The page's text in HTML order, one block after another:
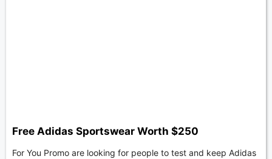
Free Adidas Sportswear Worth $250
For You Promo are looking for people to test and keep Adidas